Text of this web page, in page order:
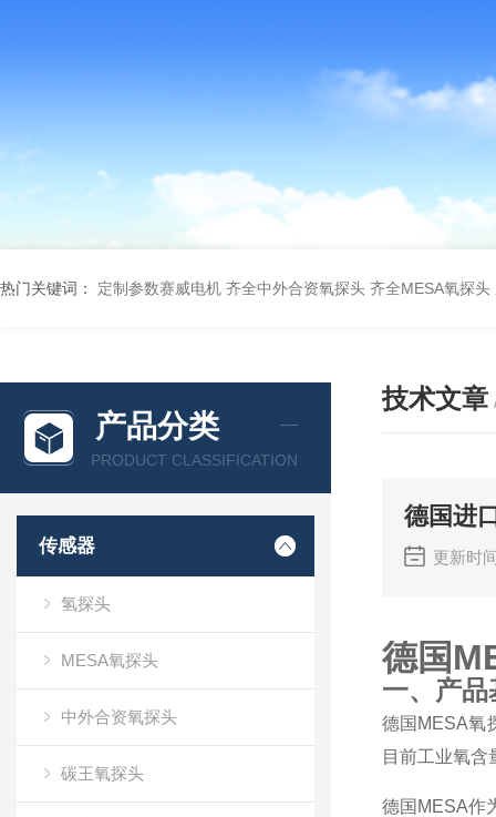
热门关键词： 定制参数赛威电机 齐全中外合资氧探头 齐全MESA氧探头
产品分类
PRODUCT CLASSIFICATION
传感器
氢探头
MESA氧探头
中外合资氧探头
碳王氧探头
技术文章
德国进
更新时
德国
一、产
德国MESA氧
目前工业氧
德国MESA作